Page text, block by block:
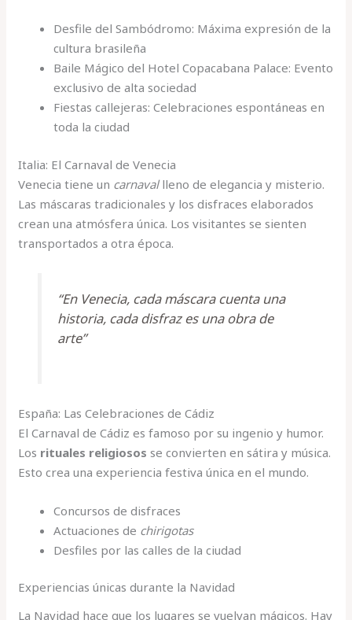
Desfile del Sambódromo: Máxima expresión de la
cultura brasileña
Baile Mágico del Hotel Copacabana Palace: Evento
exclusivo de alta sociedad
Fiestas callejeras: Celebraciones espontáneas en
toda la ciudad
Italia: El Carnaval de Venecia
Venecia tiene un carnavallleno de elegancia y misterio.
Las máscaras tradicionales y los disfraces elaborados
crean una atmósfera única. Los visitantes se sienten
transportados a otra época.
“En Venecia, cada máscara cuenta una
historia, cada disfraz es una obra de
arte”
España: Las Celebraciones de Cádiz
El Carnaval de Cádiz es famoso por su ingenio y humor.
Los rituales religiosos se convierten en sátira y música.
Esto crea una experiencia festiva única en el mundo.
Concursos de disfraces
Actuaciones de chirigotas
Desfiles por las calles de la ciudad
Experiencias únicas durante la Navidad
La Navidad hace que los lugares se vuelvan mágicos. Hay